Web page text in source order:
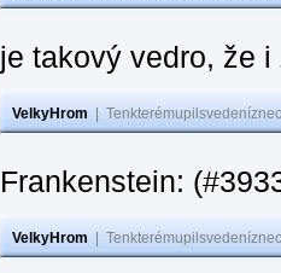
je takový vedro, že
VelkyHrom
Frankenstein:
VelkyHrom